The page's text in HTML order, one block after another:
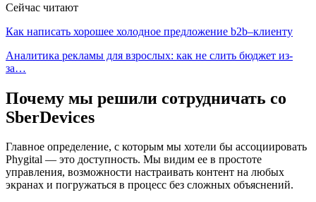
Сейчас читают
Как написать хорошее холодное предложение b2b–клиенту
Аналитика рекламы для взрослых: как не слить бюджет из-
за…
Почему мы решили сотрудничать со
SberDevices
Главное определение, с которым мы хотели бы ассоциировать
Phygital — это доступность. Мы видим ее в простоте
управления, возможности настраивать контент на любых
экранах и погружаться в процесс без сложных объяснений.